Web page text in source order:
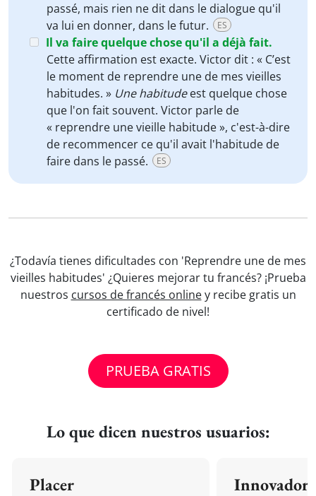
passé, mais rien ne dit dans le dialogue qu'il
va lui en donner, dans le futur.
ES
Il va faire quelque chose qu'il a déjà fait.
Cette affirmation est exacte. Victor dit : « C’est
le moment de reprendre une de mes vieilles
habitudes. » Une habitudeest quelque chose
que l'on fait souvent. Victor parle de
« reprendre une vieille habitude », c'est-à-dire
de recommencer ce qu'il avait l'habitude de
faire dans le passé.
ES
¿Todavía tienes dificultades con 'Reprendre une de mes
vieilles habitudes' ¿Quieres mejorar tu francés? ¡Prueba
nuestros cursos de francés onliney recibe gratis un
certificado de nivel!
PRUEBA GRATIS
Lo que dicen nuestros usuarios:
Placer Innovador